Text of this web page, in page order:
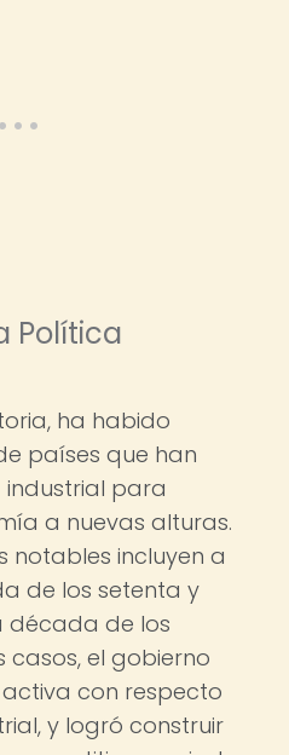
Política
ha habido
países que han
para
a nuevas alturas.
notables incluyen a
de los setenta y
década de los
casos, el gobierno
con respecto
y logró construir